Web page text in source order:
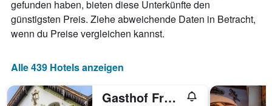
gefunden haben, bieten diese Unterkünfte den
günstigsten Preis. Ziehe abweichende Daten in Betracht,
wenn du Preise vergleichen kannst.
Alle 439 Hotels anzeigen
Gasthof Fraundorfer